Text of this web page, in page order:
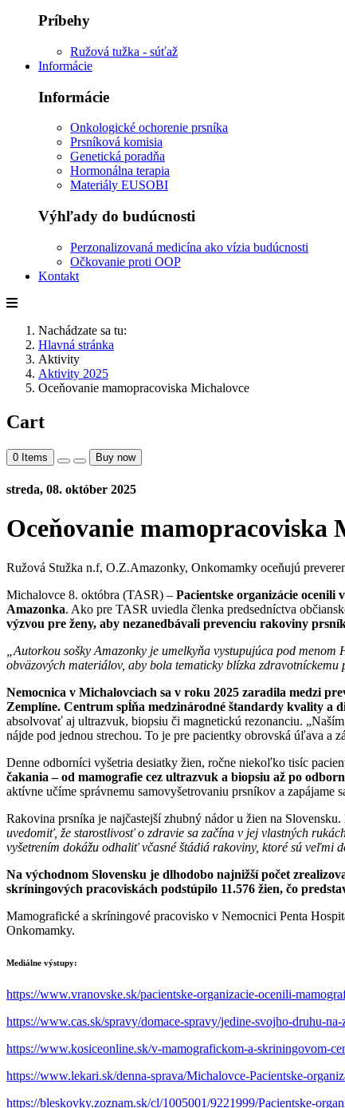
Príbehy
Ružová tužka - súťaž
Informácie
Informácie
Onkologické ochorenie prsníka
Prsníková komisia
Genetická poradňa
Hormonálna terapia
Materiály EUSOBI
Výhľady do budúcnosti
Perzonalizovaná medicína ako vízia budúcnosti
Očkovanie proti OOP
Kontakt
Nachádzate sa tu:
Hlavná stránka
Aktivity
Aktivity 2025
Oceňovanie mamopracoviska Michalovce
Cart
0 Items Buy now
streda, 08. október 2025
Oceňovanie mamopracoviska
Ružová Stužka n.f, O.Z.Amazonky, Onkomamky oceňujú
Michalovce 8. októbra (TASR) – Pacientske organizácie ocenili
Amazonka. Ako pre TASR uviedla členka predsedníctva
výzvou pre ženy, aby nezanedbávali prevenciu rakoviny
„Autorkou sošky Amazonky je umelkyňa vystupujúca pod
obväzových materiálov, aby bola tematicky blízka zdravotníckemu
Nemocnica v Michalovciach sa v roku 2025 zaradila medzi
Zemplíne. Centrum spĺňa medzinárodné štandardy kvality a
absolvovať aj ultrazvuk, biopsiu či magnetickú rezonanciu.
nájde pod jednou strechou. To je pre pacientky obrovská úľava
Denne odborníci vyšetria desiatky žien, ročne niekoľko tisíc
čakania – od mamografie cez ultrazvuk a biopsiu až po
aktívne učíme správnemu samovyšetrovaniu prsníkov a
Rakovina prsníka je najčastejší zhubný nádor u žien na
uvedomiť, že starostlivosť o zdravie sa začína v jej vlastných
vyšetrením dokážu odhaliť včasné štádiá rakoviny, ktoré sú veľmi
Na východnom Slovensku je dlhodobo najnižší počet
skríningových pracoviskách podstúpilo 11.576 žien, čo
Mamografické a skríningové pracovisko v Nemocnici Penta
Onkomamky.
Mediálne výstupy:
https://www.vranovske.sk/pacientske-organizacie-ocenili-
https://www.cas.sk/spravy/domace-spravy/jedine-svojho-druhu-
https://www.kosiceonline.sk/v-mamografickom-a-skriningovom-
https://www.lekari.sk/denna-sprava/Michalovce-Pacientske-
https://bleskovky.zoznam.sk/cl/1005001/9221999/Pacientske-